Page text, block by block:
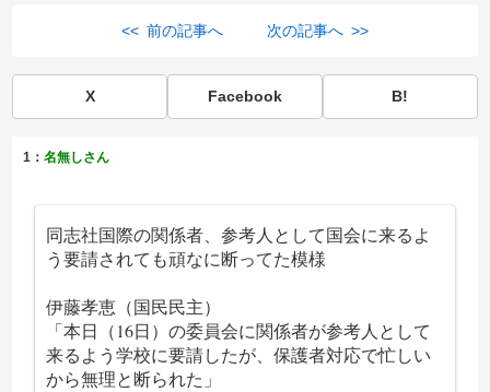
<< 前の記事へ 次の記事へ >>
X Facebook B!
1：名無しさん
同志社国際の関係者、参考人として国会に来るよ
う要請されても頑なに断ってた模様
伊藤孝恵（国民民主）
「本日（16日）の委員会に関係者が参考人として
来るよう学校に要請したが、保護者対応で忙しい
から無理と断られた」